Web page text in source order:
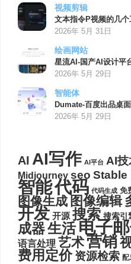
视频剪辑
文本指令P视频的几个
2026年 5月 31日
绘画网站
星流AI-国产AI设计平
2026年 5月 29日
智能体
Dumate-百度出品桌
2026年 5月 29日
AI AI写作 AI平台 AI技
Midjourney seo Stable
智能代码 代码生成 免
图像生成 图像编辑
开发 开源 搜索 搜索引
成器生活电子
语言处理 艺术营销
费用定价 资源检索 配